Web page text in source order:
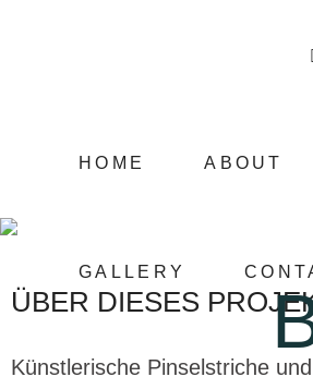
HOME ABOUT
GALLERY
ÜBER DIESES
Künstlerische Pinselstriche